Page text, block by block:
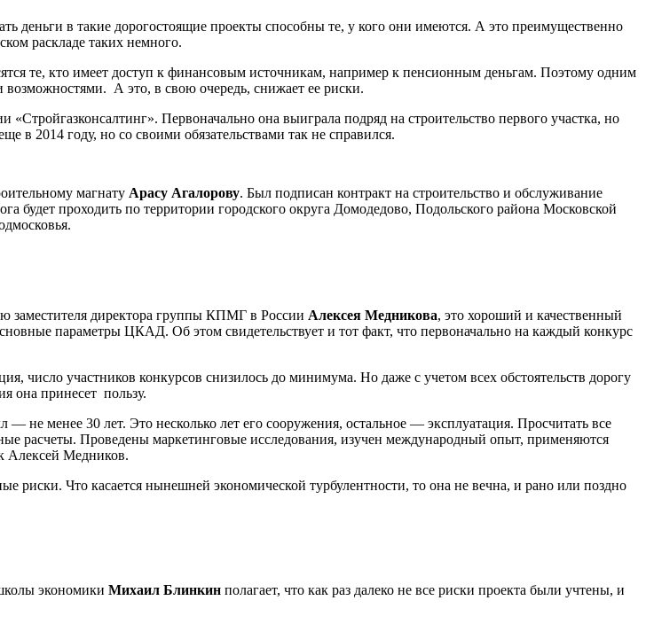
деньги в такие дорогостоящие проекты способны те, у кого они имеются. А это преимущественно
раскладе таких немного.
те, кто имеет доступ к финансовым источникам, например к пенсионным деньгам. Поэтому одним
возможностями. А это, в свою очередь, снижает ее риски.
Первоначально она выиграла подряд на строительство первого участка, но
в 2014 году, но со своими обязательствами так не справился.
магнату Арасу Агалорову. Был подписан контракт на строительство и обслуживание
проходить по территории городского округа Домодедово, Подольского района Московской
директора группы КПМГ в России Алексея Медникова, это хороший и качественный
параметры ЦКАД. Об этом свидетельствует и тот факт, что первоначально на каждый конкурс
число участников конкурсов снизилось до минимума. Но даже с учетом всех обстоятельств дорогу
она принесет пользу.
менее 30 лет. Это несколько лет его сооружения, остальное — эксплуатация. Просчитать все
расчеты. Проведены маркетинговые исследования, изучен международный опыт, применяются
Алексей Медников.
риски. Что касается нынешней экономической турбулентности, то она не вечна, и рано или поздно
экономики Михаил Блинкин полагает, что как раз далеко не все риски проекта были учтены, и